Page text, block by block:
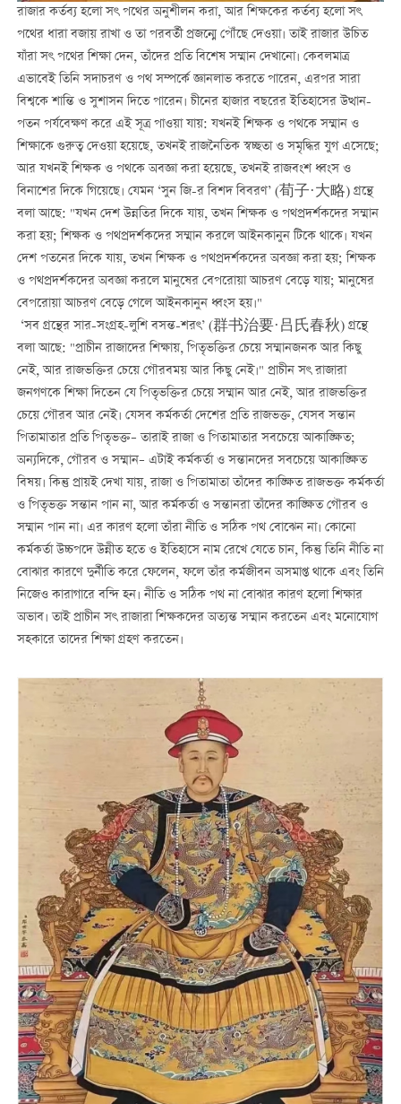
রাজার কর্তব্য হলো সৎ পথের অনুশীলন করা, আর শিক্ষকের কর্তব্য হলো সৎ
পথের ধারা বজায় রাখা ও তা পরবর্তী প্রজন্মে পৌঁছে দেওয়া। তাই রাজার উচিত
যাঁরা সৎ পথের শিক্ষা দেন, তাঁদের প্রতি বিশেষ সম্মান দেখানো। কেবলমাত্র
এভাবেই তিনি সদাচরণ ও পথ সম্পর্কে জ্ঞানলাভ করতে পারেন, এরপর সারা
বিশ্বকে শান্তি ও সুশাসন দিতে পারেন। চীনের হাজার বছরের ইতিহাসের উত্থান-
পতন পর্যবেক্ষণ করে এই সূত্র পাওয়া যায়: যখনই শিক্ষক ও পথকে সম্মান ও
শিক্ষাকে গুরুত্ব দেওয়া হয়েছে, তখনই রাজনৈতিক স্বচ্ছতা ও সমৃদ্ধির যুগ এসেছে;
আর যখনই শিক্ষক ও পথকে অবজ্ঞা করা হয়েছে, তখনই রাজবংশ ধ্বংস ও
বিনাশের দিকে গিয়েছে। যেমন ‘সুন জি-র বিশদ বিবরণ’ (荀子·大略) গ্রন্থে
বলা আছে: "যখন দেশ উন্নতির দিকে যায়, তখন শিক্ষক ও পথপ্রদর্শকদের সম্মান
করা হয়; শিক্ষক ও পথপ্রদর্শকদের সম্মান করলে আইনকানুন টিকে থাকে। যখন
দেশ পতনের দিকে যায়, তখন শিক্ষক ও পথপ্রদর্শকদের অবজ্ঞা করা হয়; শিক্ষক
ও পথপ্রদর্শকদের অবজ্ঞা করলে মানুষের বেপরোয়া আচরণ বেড়ে যায়; মানুষের
বেপরোয়া আচরণ বেড়ে গেলে আইনকানুন ধ্বংস হয়।"
‘সব গ্রন্থের সার-সংগ্রহ-লুশি বসন্ত-শরৎ’ (群书治要·吕氏春秋) গ্রন্থে
বলা আছে: "প্রাচীন রাজাদের শিক্ষায়, পিতৃভক্তির চেয়ে সম্মানজনক আর কিছু
নেই, আর রাজভক্তির চেয়ে গৌরবময় আর কিছু নেই।" প্রাচীন সৎ রাজারা
জনগণকে শিক্ষা দিতেন যে পিতৃভক্তির চেয়ে সম্মান আর নেই, আর রাজভক্তির
চেয়ে গৌরব আর নেই। যেসব কর্মকর্তা দেশের প্রতি রাজভক্ত, যেসব সন্তান
পিতামাতার প্রতি পিতৃভক্ত– তারাই রাজা ও পিতামাতার সবচেয়ে আকাঙ্ক্ষিত;
অন্যদিকে, গৌরব ও সম্মান– এটাই কর্মকর্তা ও সন্তানদের সবচেয়ে আকাঙ্ক্ষিত
বিষয়। কিন্তু প্রায়ই দেখা যায়, রাজা ও পিতামাতা তাঁদের কাঙ্ক্ষিত রাজভক্ত কর্মকর্তা
ও পিতৃভক্ত সন্তান পান না, আর কর্মকর্তা ও সন্তানরা তাঁদের কাঙ্ক্ষিত গৌরব ও
সম্মান পান না। এর কারণ হলো তাঁরা নীতি ও সঠিক পথ বোঝেন না। কোনো
কর্মকর্তা উচ্চপদে উন্নীত হতে ও ইতিহাসে নাম রেখে যেতে চান, কিন্তু তিনি নীতি না
বোঝার কারণে দুর্নীতি করে ফেলেন, ফলে তাঁর কর্মজীবন অসমাপ্ত থাকে এবং তিনি
নিজেও কারাগারে বন্দি হন। নীতি ও সঠিক পথ না বোঝার কারণ হলো শিক্ষার
অভাব। তাই প্রাচীন সৎ রাজারা শিক্ষকদের অত্যন্ত সম্মান করতেন এবং মনোযোগ
সহকারে তাদের শিক্ষা গ্রহণ করতেন।